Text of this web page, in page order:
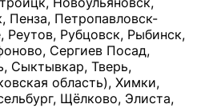
Пенза, Петропавловск-
Реутов, Рубцовск, Рыбинск,
Сергиев Посад,
Сыктывкар, Тверь,
область), Химки,
Щёлково, Элиста,